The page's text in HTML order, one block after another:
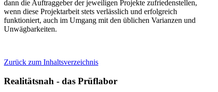
dann die Auftraggeber der jeweiligen Projekte zufriedenstellen,
wenn diese Projektarbeit stets verlässlich und erfolgreich
funktioniert, auch im Umgang mit den üblichen Varianzen und
Unwägbarkeiten.
Zurück zum Inhaltsverzeichnis
Realitätsnah - das Prüflabor